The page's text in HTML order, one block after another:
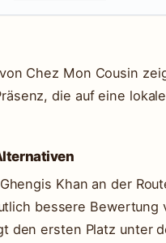
Chez Mon Cousin
die auf eine
Khan an der
bessere Bewertung
den ersten Platz unter